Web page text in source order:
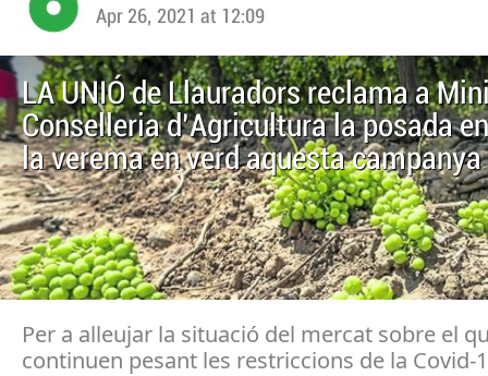
Apr 26, 2021 at 12:09
LA UNIÓ de Llauradors reclama a
Conselleria d’Agricultura la posada
la verema en verd aquesta campanya
Per a alleujar la situació del mercat sobre el
continuen pesant les restriccions de la Covid-